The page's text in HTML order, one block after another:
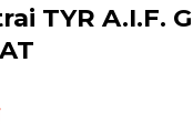
TYR A.I.F.